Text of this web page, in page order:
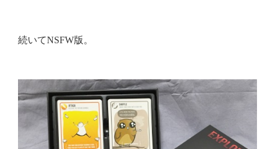
続いてNSFW版。